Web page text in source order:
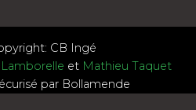
CB Ingé
et Mathieu Taquet
par Bollamende